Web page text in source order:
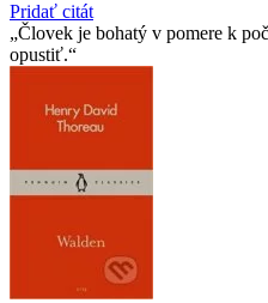
Pridať citát
Človek je bohatý v pomere k
opustiť.